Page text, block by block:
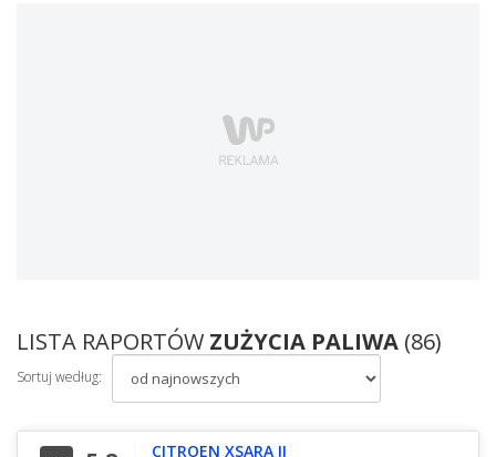
LISTA RAPORTÓW ZUŻYCIA PALIWA (86)
Sortuj według:
CITROEN XSARA II